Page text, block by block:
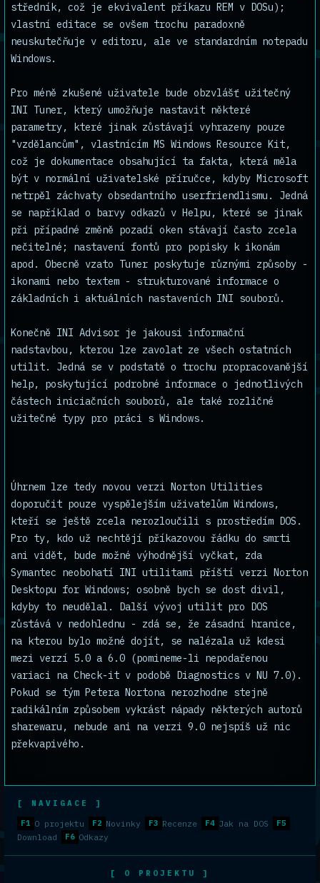
středník, což je ekvivalent příkazu REM v DOSu);
vlastní editace se ovšem trochu paradoxně
neuskutečňuje v editoru, ale ve standardním notepadu
Windows.
Pro méně zkušené uživatele bude obzvlášť užitečný
INI Tuner, který umožňuje nastavit některé
parametry, které jinak zůstávají vyhrazeny pouze
"vzdělancům", vlastnícím MS Windows Resource Kit,
což je dokumentace obsahující ta fakta, která měla
být v normální uživatelské příručce, kdyby Microsoft
netrpěl záchvaty obsedantního userfriendlismu. Jedná
se například o barvy odkazů v Helpu, které se jinak
při případné změně pozadí oken stávají často zcela
nečitelné; nastavení fontů pro popisky k ikonám
apod. Obecně vzato Tuner poskytuje různými způsoby -
ikonami nebo textem - strukturované informace o
základních i aktuálních nastaveních INI souborů.
Konečně INI Advisor je jakousi informační
nadstavbou, kterou lze zavolat ze všech ostatních
utilit. Jedná se v podstatě o trochu propracovanější
help, poskytující podrobné informace o jednotlivých
částech iniciačních souborů, ale také rozličné
užitečné typy pro práci s Windows.
Úhrnem lze tedy novou verzi Norton Utilities
doporučit pouze vyspělejším uživatelům Windows,
kteří se ještě zcela nerozloučili s prostředím DOS.
Pro ty, kdo už nechtějí příkazovou řádku do smrti
ani vidět, bude možné výhodnější vyčkat, zda
Symantec neobohatí INI utilitami příští verzi Norton
Desktopu for Windows; osobně bych se dost divil,
kdyby to neudělal. Další vývoj utilit pro DOS
zůstává v nedohlednu - zdá se, že zásadní hranice,
na kterou bylo možné dojít, se nalézala už kdesi
mezi verzí 5.0 a 6.0 (pomineme-li nepodařenou
variaci na Check-it v podobě Diagnostics v NU 7.0).
Pokud se tým Petera Nortona nerozhodne stejně
radikálním způsobem vykrást nápady některých autorů
sharewaru, nebude ani na verzi 9.0 nejspíš už nic
překvapivého.
[ NAVIGACE ]
F1 O projektu F2 Novinky F3 Recenze F4 Jak na DOS F5
Download F6 Odkazy
[ O PROJEKTU ]